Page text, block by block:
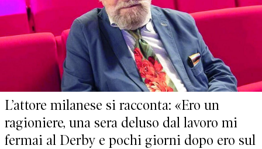
L’attore milanese si racconta: «Ero un
ragioniere, una sera deluso dal lavoro mi
fermai al Derby e pochi giorni dopo ero sul